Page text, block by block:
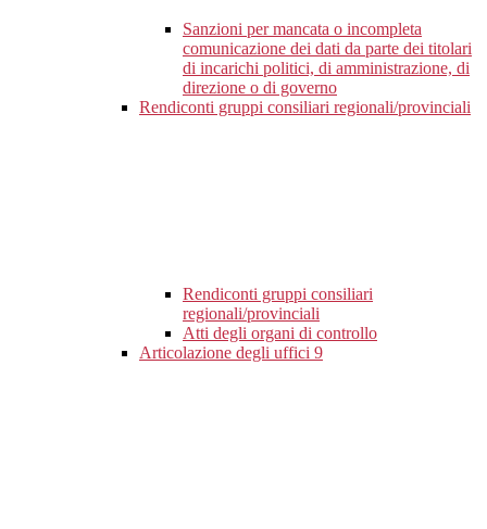
Sanzioni per mancata o incompleta
comunicazione dei dati da parte dei titolari
di incarichi politici, di amministrazione, di
direzione o di governo
Rendiconti gruppi consiliari regionali/provinciali
Rendiconti gruppi consiliari
regionali/provinciali
Atti degli organi di controllo
Articolazione degli uffici 9